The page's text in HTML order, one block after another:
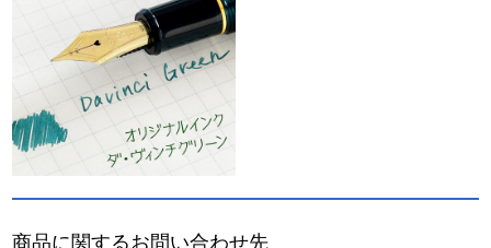
商品に関するお問い合わせ先